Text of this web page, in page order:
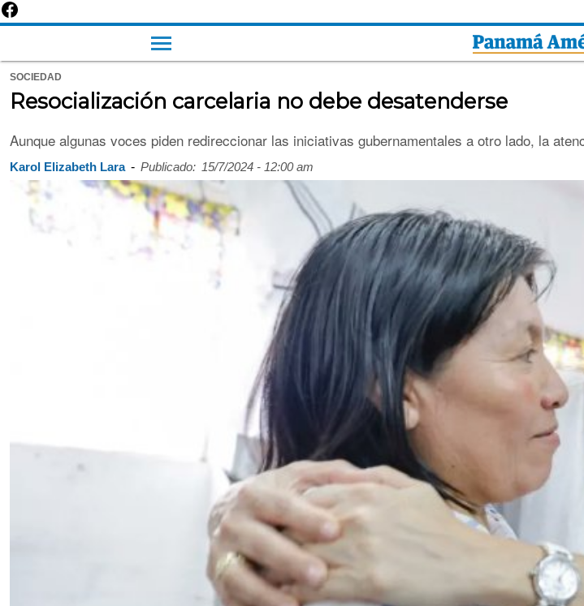
SOCIEDAD
Resocialización carcelaria no debe desatenderse
Aunque algunas voces piden redireccionar las iniciativas gubernamentales a otro lado, la
Karol Elizabeth Lara - Publicado: 15/7/2024 - 12:00 am